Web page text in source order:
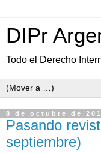
DIPr
Todo el Derecho
8 de octubre de
Pasando
septiembre)